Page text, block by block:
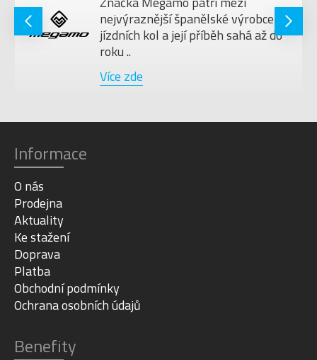
nejvýraznější španělské výrobce
jízdních kol a její příběh sahá až do
roku ..
Více zde
Informace
O nás
Prodejna
Aktuality
Ke stažení
Doprava
Platba
Obchodní podmínky
Ochrana osobních údajů
Benefity